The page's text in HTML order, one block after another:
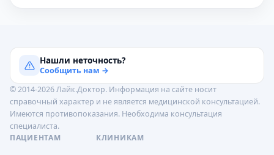
Нашли неточность?
Сообщить нам →
© 2014-2026 Лайк.Доктор. Информация на сайте носит
справочный характер и не является медицинской консультацией.
Имеются противопоказания. Необходима консультация
специалиста.
ПАЦИЕНТАМ
КЛИНИКАМ